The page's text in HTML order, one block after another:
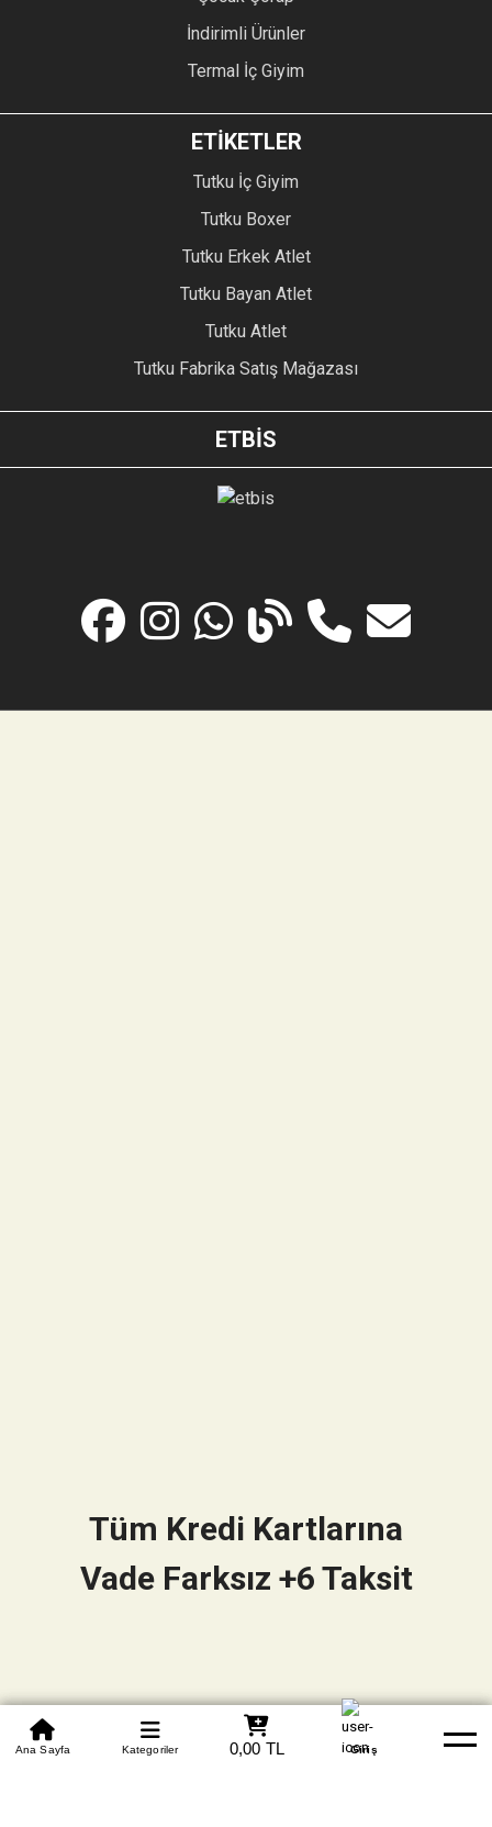
0850 305 09 70
Beden Tablosu Banka Hesapları Whatsapp Yardım
Ana Sayfa Kategoriler 0,00 TL Giriş
İndirimli Ürünler
Termal İç Giyim
ETİKETLER
Tutku İç Giyim
Tutku Boxer
Tutku Erkek Atlet
Tutku Bayan Atlet
Tutku Atlet
Tutku Fabrika Satış Mağazası
ETBİS
Tüm Kredi Kartlarına
Vade Farksız +6 Taksit